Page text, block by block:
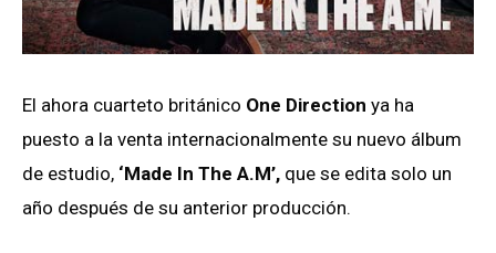
El ahora cuarteto británico One Direction ya ha
puesto a la venta internacionalmente su nuevo álbum
de estudio, ‘Made In The A.M’, que se edita solo un
año después de su anterior producción.